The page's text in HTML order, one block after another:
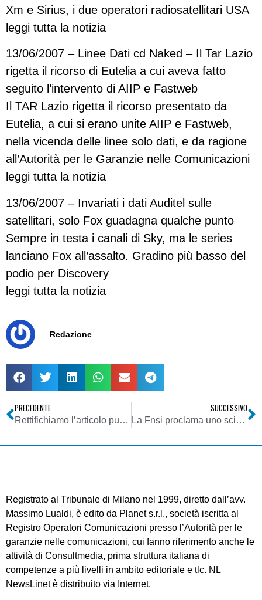
Xm e Sirius, i due operatori radiosatellitari USA
leggi tutta la notizia
13/06/2007 – Linee Dati cd Naked – Il Tar Lazio
rigetta il ricorso di Eutelia a cui aveva fatto
seguito l’intervento di AIIP e Fastweb
Il TAR Lazio rigetta il ricorso presentato da
Eutelia, a cui si erano unite AIIP e Fastweb,
nella vicenda delle linee solo dati, e da ragione
all’Autorità per le Garanzie nelle Comunicazioni
leggi tutta la notizia
13/06/2007 – Invariati i dati Auditel sulle
satellitari, solo Fox guadagna qualche punto
Sempre in testa i canali di Sky, ma le series
lanciano Fox all’assalto. Gradino più basso del
podio per Discovery
leggi tutta la notizia
Redazione
PRECEDENTE
Rettifichiamo l’articolo pubblicato l’11/06/2007 in merito alla scomparsa del regista televisivo Beppe Recchia
SUCCESSIVO
La Fnsi proclama uno sciopero entro fine mese anche contro il “ddl Mastella” sulle intercettazioni
Registrato al Tribunale di Milano nel 1999, diretto dall’avv.
Massimo Lualdi, è edito da Planet s.r.l., società iscritta al
Registro Operatori Comunicazioni presso l’Autorità per le
garanzie nelle comunicazioni, cui fanno riferimento anche le
attività di Consultmedia, prima struttura italiana di
competenze a più livelli in ambito editoriale e tlc. NL
NewsLinet è distribuito via Internet.